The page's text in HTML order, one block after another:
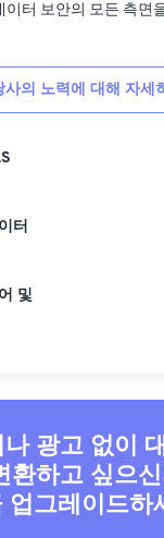
이터 보안의 모든 측면
사의 노력에 대해 자세
터
및
광고 없이
환하고 싶으
업그레이드하